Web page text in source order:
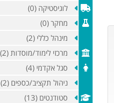
לוגיסטיקה (0)
מחקר (0)
מינהל כללי (2)
מרכזי לימוד/מוסדות (2)
סגל אקדמי (4)
ניהול תקציב/כספים (2)
סטודנטים (13)